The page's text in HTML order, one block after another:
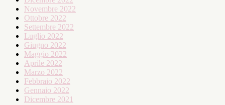
Novembre 2022
Ottobre 2022
Settembre 2022
Luglio 2022
Giugno 2022
Maggio 2022
Aprile 2022
Marzo 2022
Febbraio 2022
Gennaio 2022
Dicembre 2021